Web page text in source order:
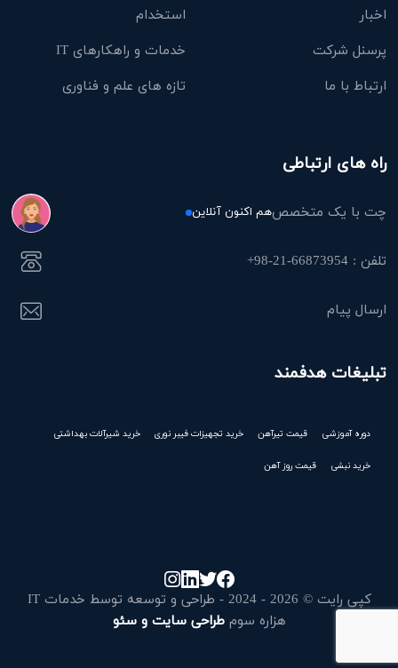
اخبار
استخدام
پرسنل شرکت
خدمات و راهکارهای IT
ارتباط با ما
تازه های علم و فناوری
راه های ارتباطی
چت با یک متخصصهم اکنون آنلاین
تلفن : 66873954-21-98+
ارسال پیام
تبلیغات هدفمند
دوره آموزشی قیمت تیرآهن خرید تجهیزات فیبر نوری خرید شیرآلات بهداشتی
خرید نبشی قیمت روز آهن
کپی رایت © 2026 - 2024 - طراحی و توسعه توسط خدمات IT
هزاره سومطراحی سایت و سئو